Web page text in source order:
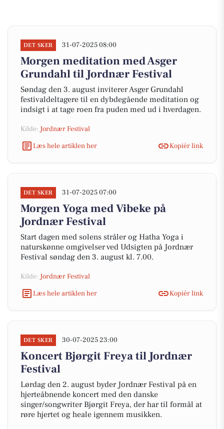
DET SKER 31-07-2025 08:00
Morgen meditation med Asger
Grundahl til Jordnær Festival
Søndag den 3. august inviterer Asger Grundahl
festivaldeltagere til en dybdegående meditation og
indsigt i at tage roen fra puden med ud i hverdagen.
Kilde: Jordnær Festival
Læs hele artiklen her
Kopiér link
DET SKER 31-07-2025 07:00
Morgen Yoga med Vibeke på
Jordnær Festival
Start dagen med solens stråler og Hatha Yoga i
naturskønne omgivelser ved Udsigten på Jordnær
Festival søndag den 3. august kl. 7.00.
Kilde: Jordnær Festival
Læs hele artiklen her
Kopiér link
DET SKER 30-07-2025 23:00
Koncert Bjørgit Freya til Jordnær
Festival
Lørdag den 2. august byder Jordnær Festival på en
hjerteåbnende koncert med den danske
singer/songwriter Bjørgit Freya, der har til formål at
røre hjertet og heale igennem musikken.